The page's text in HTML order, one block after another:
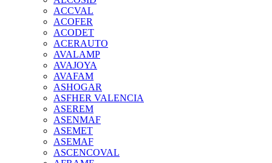
ACCVAL
ACOFER
ACODET
ACERAUTO
AVALAMP
AVAJOYA
AVAFAM
ASHOGAR
ASFHER VALENCIA
ASEREM
ASENMAF
ASEMET
ASEMAF
ASCENCOVAL